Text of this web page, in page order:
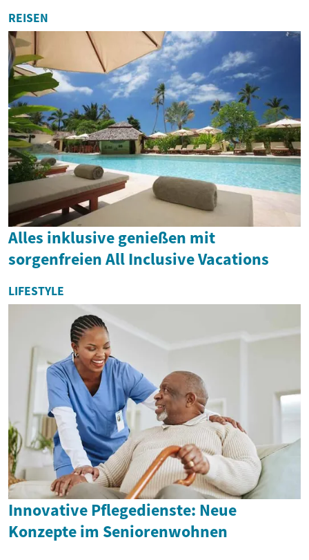
REISEN
Alles inklusive genießen mit
sorgenfreien All Inclusive Vacations
LIFESTYLE
Innovative Pflegedienste: Neue
Konzepte im Seniorenwohnen